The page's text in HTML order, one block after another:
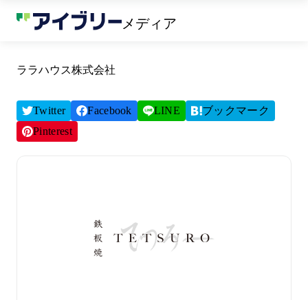
メディア
ララハウス株式会社
Twitter Facebook LINE
ブックマーク
Pinterest